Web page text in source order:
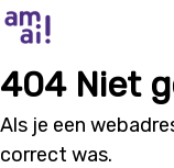
404 Niet
Als je een
correct was.